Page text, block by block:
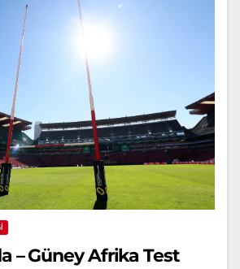
– Güney Afrika Test